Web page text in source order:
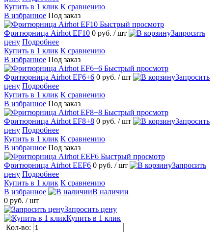
Купить в 1 клик К сравнению
В избранное Под заказ
Быстрый просмотр
Фритюрница Airhot EF10 0 руб. / шт
Запросить
цену Подробнее
Купить в 1 клик К сравнению
В избранное Под заказ
Быстрый просмотр
Фритюрница Airhot EF6+6 0 руб. / шт
Запросить
цену Подробнее
Купить в 1 клик К сравнению
В избранное Под заказ
Быстрый просмотр
Фритюрница Airhot EF8+8 0 руб. / шт
Запросить
цену Подробнее
Купить в 1 клик К сравнению
В избранное Под заказ
Быстрый просмотр
Фритюрница Airhot EEF6 0 руб. / шт
Запросить
цену Подробнее
Купить в 1 клик К сравнению
В избранное
В наличии
0 руб. / шт
Запросить цену
Купить в 1 клик
Кол-во: